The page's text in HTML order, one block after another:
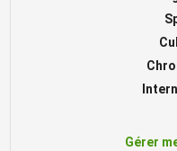
Gérer